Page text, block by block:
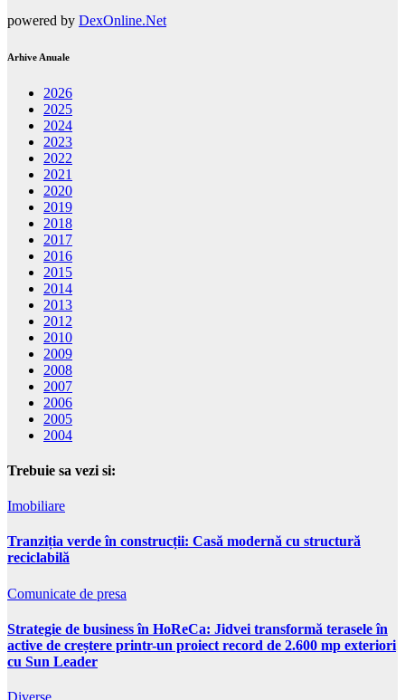
powered by DexOnline.Net
Arhive Anuale
2026
2025
2024
2023
2022
2021
2020
2019
2018
2017
2016
2015
2014
2013
2012
2010
2009
2008
2007
2006
2005
2004
Trebuie sa vezi si:
Imobiliare
Tranziția verde în construcții: Casă modernă cu structură
reciclabilă
Comunicate de presa
Strategie de business în HoReCa: Jidvei transformă terasele în
active de creștere printr-un proiect record de 2.600 mp exteriori
cu Sun Leader